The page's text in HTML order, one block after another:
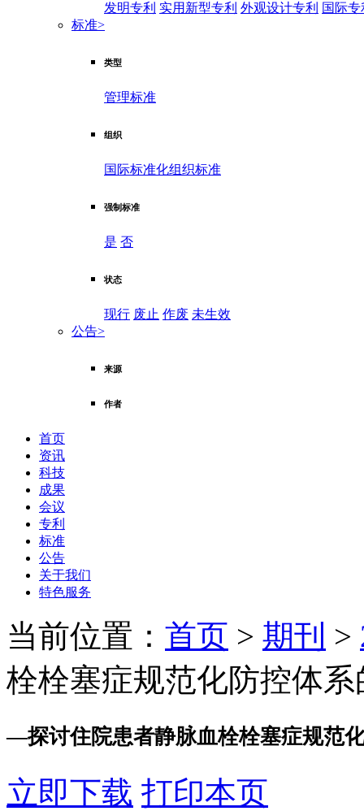
发明专利 实用新型专利 外观设计专利 国际专
标准>
类型
管理标准
组织
国际标准化组织标准
强制标准
是 否
状态
现行 废止 作废 未生效
公告>
来源
作者
首页
资讯
科技
成果
会议
专利
标准
公告
关于我们
特色服务
当前位置： 首页 > 期刊 >
栓栓塞症规范化防控体
—探讨住院患者静脉血栓栓塞症规范
立即下载 打印本页